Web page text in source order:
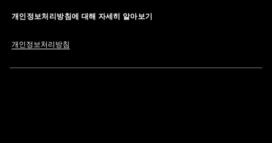
개인정보처리방침에 대해 자세히 알아보기
개인정보처리방침